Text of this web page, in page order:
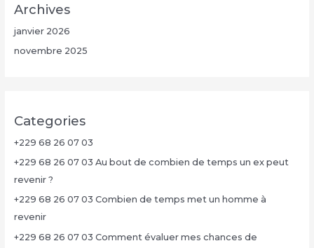
Archives
janvier 2026
novembre 2025
Categories
+229 68 26 07 03
+229 68 26 07 03 Au bout de combien de temps un ex peut
revenir ?
+229 68 26 07 03 Combien de temps met un homme à
revenir
+229 68 26 07 03 Comment évaluer mes chances de